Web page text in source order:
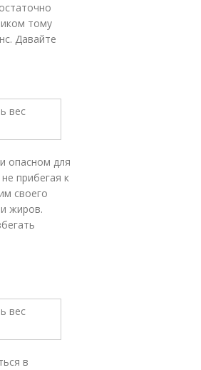
тому
Давайте
опасном для
прибегая к
своего
жиров.
в